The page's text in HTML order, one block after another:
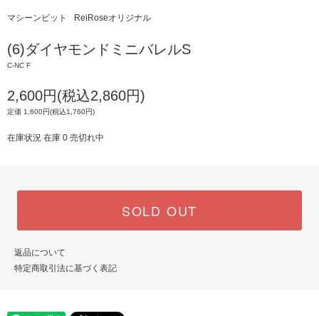
マシーンビット ReiRoseオリジナル
(6)ダイヤモンドミニバレルS
C-NC F
2,600円(税込2,860円)
定価 1,600円(税込1,760円)
在庫状況 在庫 0 売切れ中
SOLD OUT
返品について
特定商取引法に基づく表記